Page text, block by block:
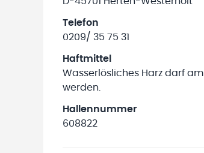
Telefon
0209/ 35 75 31
Haftmittel
Wasserlösliches Harz darf am
werden.
Hallennummer
608822